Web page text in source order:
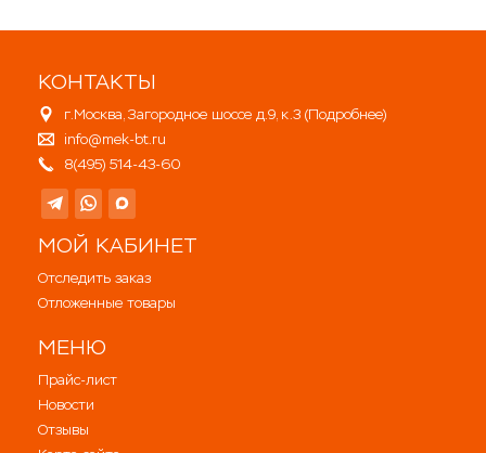
КОНТАКТЫ
г.Москва, Загородное шоссе д.9, к.3 (Подробнее)
info@mek-bt.ru
8(495) 514-43-60
МОЙ КАБИНЕТ
Отследить заказ
Отложенные товары
МЕНЮ
Прайс-лист
Новости
Отзывы